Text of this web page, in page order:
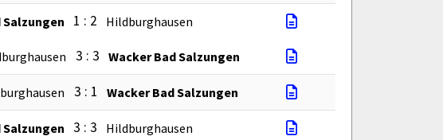
Salzungen 1 : 2 Hildburghausen
3 : 3 Wacker Bad Salzungen
3 : 1 Wacker Bad Salzungen
Salzungen 3 : 3 Hildburghausen